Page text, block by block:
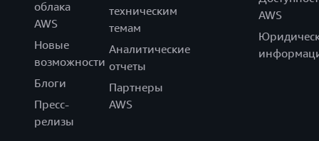
облака
AWS
Новые
возможности
Блоги
Пресс-
релизы
техническим
темам
Аналитические
отчеты
Партнеры
AWS
AWS